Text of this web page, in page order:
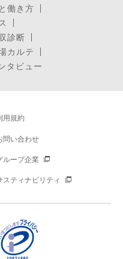
働き方
診断
カルテ
タビュー
用規約
問い合わせ
ループ企業
スティナビリティ